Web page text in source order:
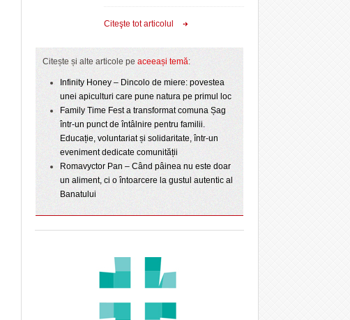
Citeşte tot articolul
Citește și alte articole pe aceeași temă:
Infinity Honey – Dincolo de miere: povestea
unei apiculturi care pune natura pe primul loc
Family Time Fest a transformat comuna Șag
într-un punct de întâlnire pentru familii.
Educație, voluntariat și solidaritate, într-un
eveniment dedicate comunității
Romavyctor Pan – Când pâinea nu este doar
un aliment, ci o întoarcere la gustul autentic al
Banatului